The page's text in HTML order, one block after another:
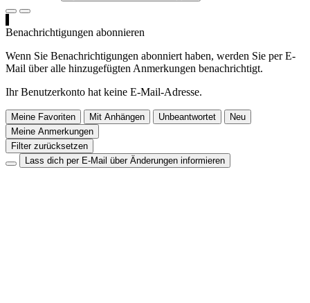
Benachrichtigungen abonnieren
Wenn Sie Benachrichtigungen abonniert haben, werden Sie per E-
Mail über alle hinzugefügten Anmerkungen benachrichtigt.
Ihr Benutzerkonto hat keine E-Mail-Adresse.
Meine Favoriten Mit Anhängen Unbeantwortet
Neu
Meine Anmerkungen
Filter zurücksetzen
Lass dich per E-Mail über Änderungen informieren